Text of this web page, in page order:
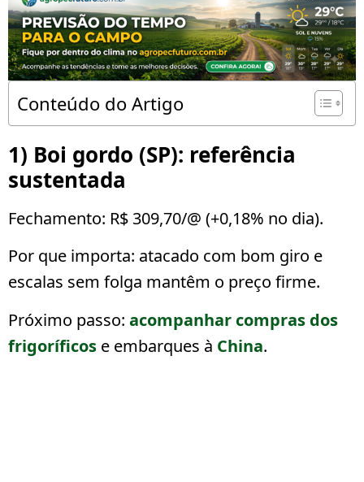
Conteúdo do Artigo
1) Boi gordo (SP): referência
sustentada
Fechamento: R$ 309,70/@ (+0,18% no dia).
Por que importa: atacado com bom giro e
escalas sem folga mantêm o preço firme.
Próximo passo: acompanhar compras dos
frigoríficos e embarques à China.